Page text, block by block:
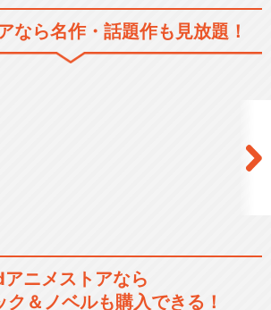
RICE on STAGE「ラブ米」Fe
sti…
RICE on STAGE「ラブ米」～
Rice…
なら名作・話題作も見放題！
アニメストアなら
ク＆ノベルも購入できる！